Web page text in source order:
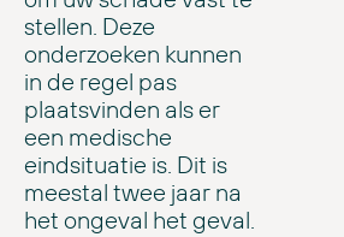
stellen. Deze
onderzoeken kunnen
in de regel pas
plaatsvinden als er
een medische
eindsituatie is. Dit is
meestal twee jaar na
het ongeval het geval.